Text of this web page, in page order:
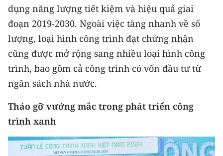
Video
Media Chính trị
Media Kinh tế
Media Văn hóa
Media Pháp luật
Media Du lịch
dụng năng lượng tiết kiệm và hiệu quả giai
đoạn 2019-2030. Ngoài việc tăng nhanh về số
lượng, loại hình công trình đạt chứng nhận
cũng được mở rộng sang nhiều loại hình công
trình, bao gồm cả công trình có vốn đầu tư từ
ngân sách nhà nước.
Tháo gỡ vướng mắc trong phát triển công
trình xanh